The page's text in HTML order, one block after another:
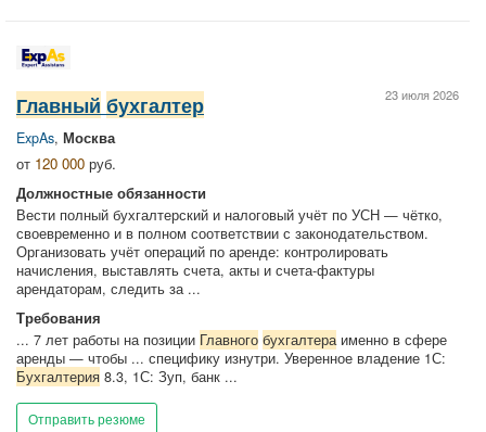
23 июля 2026
Главный бухгалтер
ExpAs, Москва
от 120 000 руб.
Должностные обязанности
Вести полный бухгалтерский и налоговый учёт по УСН — чётко,
своевременно и в полном соответствии с законодательством.
Организовать учёт операций по аренде: контролировать
начисления, выставлять счета, акты и счета‑фактуры
арендаторам, следить за ...
Требования
... 7 лет работы на позиции Главного бухгалтера именно в сфере
аренды — чтобы ... специфику изнутри. Уверенное владение 1С:
Бухгалтерия 8.3, 1С: Зуп, банк ...
Отправить резюме